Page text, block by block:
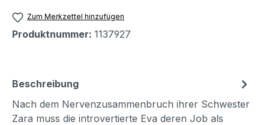
Zum Merkzettel hinzufügen
Produktnummer: 1137927
Beschreibung
Nach dem Nervenzusammenbruch ihrer Schwester
Zara muss die introvertierte Eva deren Job als